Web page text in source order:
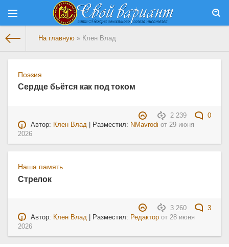
На главную » Клен Влад
Поэзия
Сердце бьётся как под током
2 239
0
Автор: Клен Влад | Разместил: NMavrodi от29 июня
2026
Наша память
Стрелок
3 260
3
Автор: Клен Влад | Разместил: Редактор от28 июня
2026